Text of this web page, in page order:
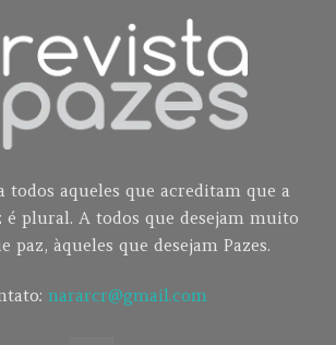
todos aqueles que acreditam que a
é plural. A todos que desejam muito
paz, àqueles que desejam Pazes.
nararcr@gmail.com